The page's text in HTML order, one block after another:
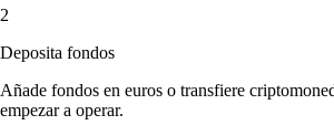
2
Deposita fondos
Añade fondos en euros o transfiere
empezar a operar.